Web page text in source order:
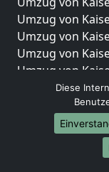
Umzug von
Umzug von
Umzug von
Umzug von
Umzug von
Umzug von
Umzug von
Diese